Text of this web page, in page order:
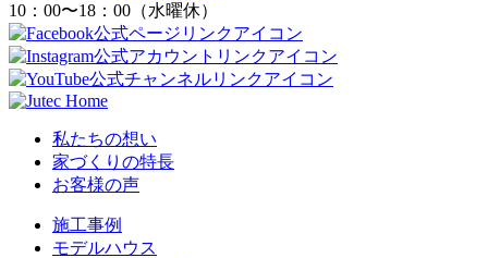
10：00〜18：00（水曜休）
私たちの想い
家づくりの特長
お客様の声
施工事例
モデルハウス